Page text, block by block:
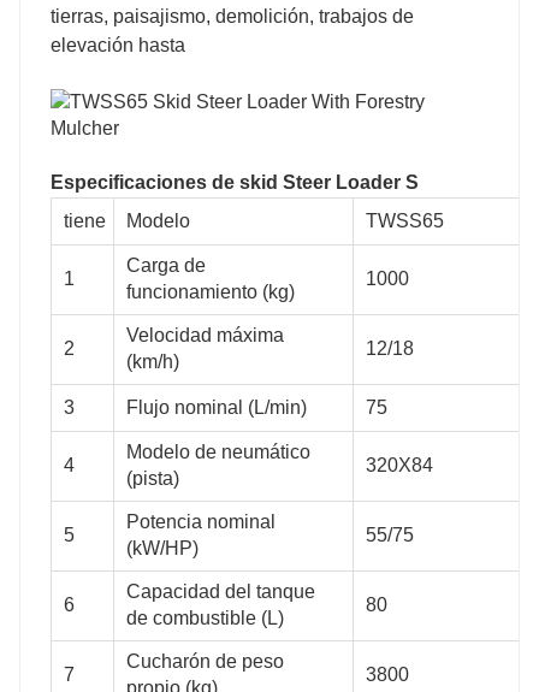
tierras, paisajismo, demolición, trabajos de
elevación hasta
Especificaciones de skid Steer Loader S
tiene
Modelo TWSS65
1
Carga de
funcionamiento (kg)
1000
2
Velocidad máxima
(km/h)
12/18
3 Flujo nominal (L/min) 75
4
Modelo de neumático
(pista)
320X84
5
Potencia nominal
(kW/HP)
55/75
6
Capacidad del tanque
de combustible (L)
80
7
Cucharón de peso
propio (kg)
3800
TWSS65 TWSS100
1200
12/18
88
320X84 320X84